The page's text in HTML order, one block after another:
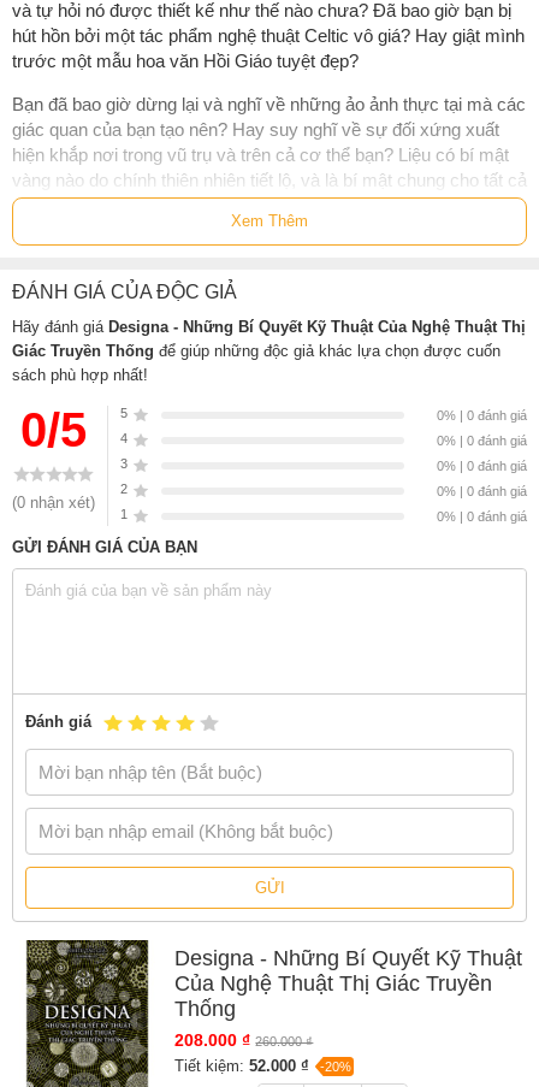
và tự hỏi nó được thiết kế như thế nào chưa? Đã bao giờ bạn bị
hút hồn bởi một tác phẩm nghệ thuật Celtic vô giá? Hay giật mình
trước một mẫu hoa văn Hồi Giáo tuyệt đẹp?
Bạn đã bao giờ dừng lại và nghĩ về những ảo ảnh thực tại mà các
giác quan của bạn tạo nên? Hay suy nghĩ về sự đối xứng xuất
hiện khắp nơi trong vũ trụ và trên cả cơ thể bạn? Liệu có bí mật
vàng nào do chính thiên nhiên tiết lộ, và là bí mật chung cho tất cả
các bộ môn nghệ thuật truyền thống không?
Tràn ngập những thông tin và hình ảnh minh họa tinh tế của nhiều
với con mắt đầy nghệ thuật, mà còn là cuốn sách nguồn tối ưu
dành cho các nghệ sĩ thị giác và nhà thiết kế thuộc mọi thể loại
trong nhiều lĩnh vực đa dạng của đời sống.
SáchDesigna - Những Bí Quyết Kỹ Thuật Của Nghệ Thuật Thị
Giác Truyền Thốngdo Nhiều tác giả thực hiện, có bán tại Nhà sách
online NetaBooks với ưu đãi Bao sách miễn phí và Gian hàng
NetaBooks tại Tiki với ưu đãi Bao sách miễn phí và tặng Bookmark
Xem Thêm
ĐÁNH GIÁ CỦA ĐỘC GIẢ
Hãy đánh giá Designa - Những Bí Quyết Kỹ Thuật Của Nghệ Thuật Thị
Giác Truyền Thống để giúp những độc giả khác lựa chọn được cuốn
sách phù hợp nhất!
0/5
(0 nhận xét)
5
0% | 0 đánh giá
4
0% | 0 đánh giá
3
0% | 0 đánh giá
2
0% | 0 đánh giá
1
0% | 0 đánh giá
GỬI ĐÁNH GIÁ CỦA BẠN
Đánh giá
GỬI
Designa - Những Bí Quyết Kỹ Thuật
Của Nghệ Thuật Thị Giác Truyền
Thống
208.000 ₫ 260.000 ₫
Tiết kiệm:52.000 ₫ -20%